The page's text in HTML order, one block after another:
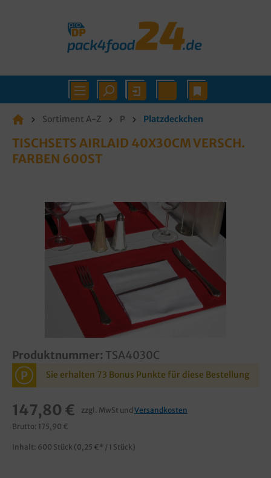
Sortiment A-Z P Platzdeckchen
TISCHSETS AIRLAID 40X30CM VERSCH.
FARBEN 600ST
Produktnummer: TSA4030C
P Sie erhalten 73 Bonus Punkte für diese Bestellung
147,80 € zzgl. MwSt und Versandkosten
Brutto: 175,90 €
Inhalt: 600 Stück (0,25 €* / 1 Stück)